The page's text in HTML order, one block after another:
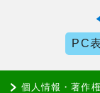
PC
個人情報・著作